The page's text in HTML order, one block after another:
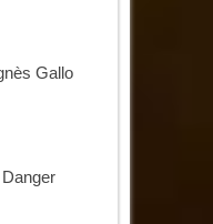
Gallo